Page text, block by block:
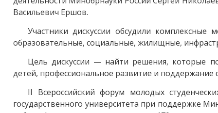
Васильевич Ершов.
Участники дискуссии обсудили
образовательные, социальные, жилищные,
Цель дискуссии — найти решения, которые
детей, профессиональное развитие и поддержание
II Всероссийский форум молодых
государственного университета при поддержке